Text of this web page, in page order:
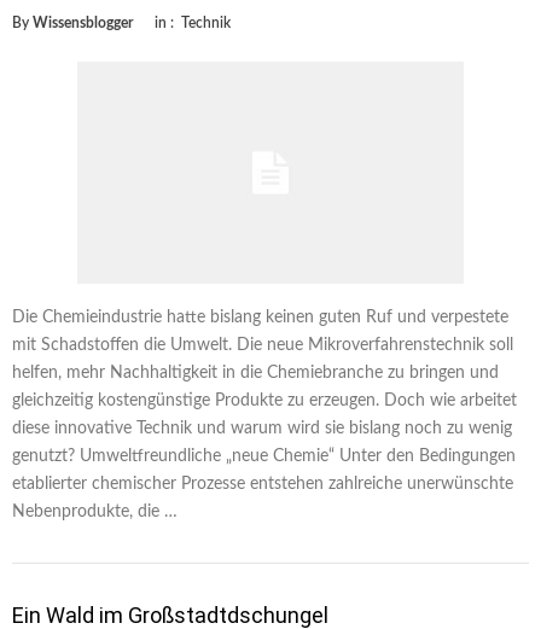
By Wissensblogger in : Technik
Die Chemieindustrie hatte bislang keinen guten Ruf und verpestete
mit Schadstoffen die Umwelt. Die neue Mikroverfahrenstechnik soll
helfen, mehr Nachhaltigkeit in die Chemiebranche zu bringen und
gleichzeitig kostengünstige Produkte zu erzeugen. Doch wie arbeitet
diese innovative Technik und warum wird sie bislang noch zu wenig
genutzt? Umweltfreundliche „neue Chemie“ Unter den Bedingungen
etablierter chemischer Prozesse entstehen zahlreiche unerwünschte
Nebenprodukte, die …
Ein Wald im Großstadtdschungel